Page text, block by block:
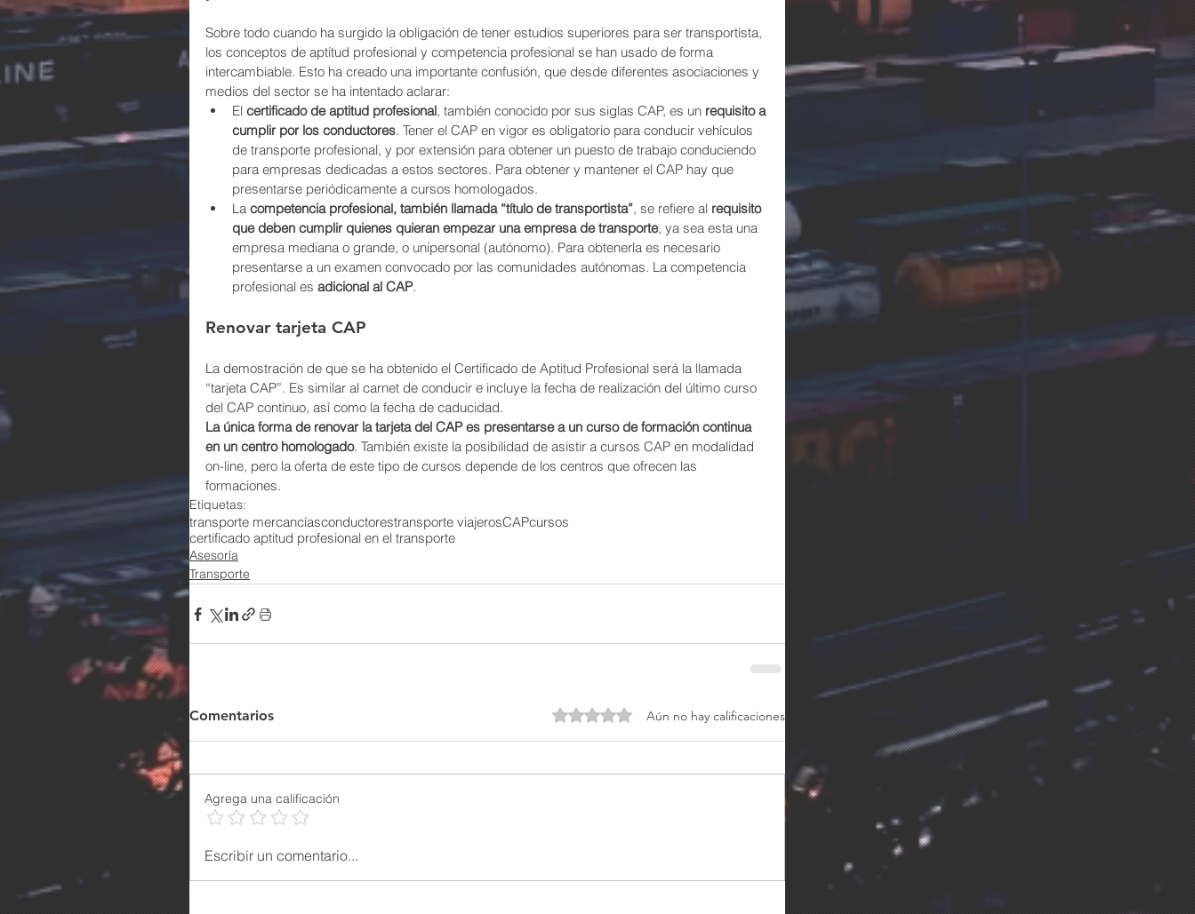
Sobre todo cuando ha surgido la obligación de tener estudios superiores para ser transportista,
los conceptos de aptitud profesional y competencia profesional se han usado de forma
intercambiable. Esto ha creado una importante confusión, que desde diferentes asociaciones y
medios del sector se ha intentado aclarar:
El certificado de aptitud profesional, también conocido por sus siglas CAP, es un requisito a
cumplir por los conductores. Tener el CAP en vigor es obligatorio para conducir vehículos
de transporte profesional, y por extensión para obtener un puesto de trabajo conduciendo
para empresas dedicadas a estos sectores. Para obtener y mantener el CAP hay que
presentarse periódicamente a cursos homologados.
La competencia profesional, también llamada “título de transportista”, se refiere al requisito
que deben cumplir quienes quieran empezar una empresa de transporte, ya sea esta una
empresa mediana o grande, o unipersonal (autónomo). Para obtenerla es necesario
presentarse a un examen convocado por las comunidades autónomas. La competencia
profesional es adicional al CAP.
Renovar tarjeta CAP
La demostración de que se ha obtenido el Certificado de Aptitud Profesional será la llamada
“tarjeta CAP”. Es similar al carnet de conducir e incluye la fecha de realización del último curso
del CAP continuo, así como la fecha de caducidad.
La única forma de renovar la tarjeta del CAP es presentarse a un curso de formación continua
en un centro homologado. También existe la posibilidad de asistir a cursos CAP en modalidad
on-line, pero la oferta de este tipo de cursos depende de los centros que ofrecen las
formaciones.
Etiquetas:
transporte mercancíasconductorestransporte viajerosCAPcursos
certificado aptitud profesional en el transporte
Asesoría
Transporte
Comentarios Obtuvo 0 de 5 estrellas.Aún no hay calificaciones
Agrega una calificación
Escribir un comentario...